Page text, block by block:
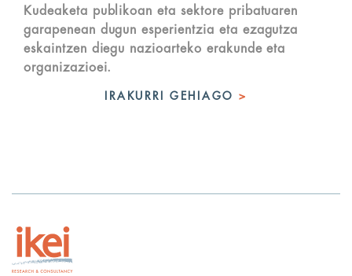
Kudeaketa publikoan eta sektore pribatuaren
garapenean dugun esperientzia eta ezagutza
eskaintzen diegu nazioarteko erakunde eta
organizazioei.
IRAKURRI GEHIAGO >